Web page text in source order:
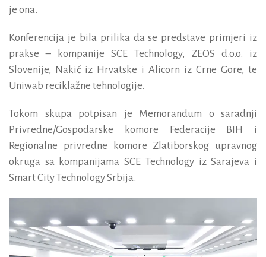
je ona.
Konferencija je bila prilika da se predstave primjeri iz
prakse – kompanije SCE Technology, ZEOS d.o.o. iz
Slovenije, Nakić iz Hrvatske i Alicorn iz Crne Gore, te
Uniwab reciklažne tehnologije.
Tokom skupa potpisan je Memorandum o saradnji
Privredne/Gospodarske komore Federacije BIH i
Regionalne privredne komore Zlatiborskog upravnog
okruga sa kompanijama SCE Technology iz Sarajeva i
Smart City Technology Srbija.